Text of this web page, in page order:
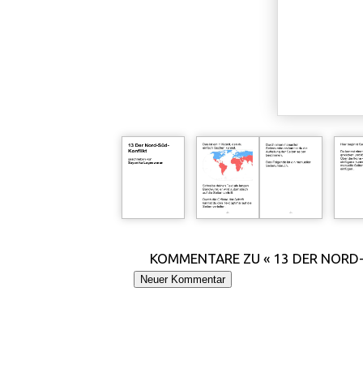
KOMMENTARE ZU « 13 DER